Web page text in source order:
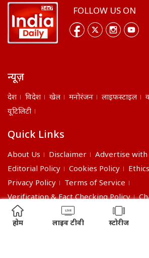
FOLLOW US ON
न्यूज़
देश विदेश खेल मनोरंजन लाइफस्टाइल
यूटिलिटी
Quick Links
About Us Disclaimer Advertise with
Editorial Policy
Cookies Policy
Privacy Policy
Terms of Service
Verification & Fact Checking Policy
©2026 India Daily. All right reserved.
होम लाइव टीवी स्टोरीज